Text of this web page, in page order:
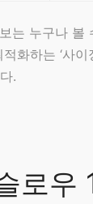
는 누구나 볼
화하는 ‘사이
.
로우